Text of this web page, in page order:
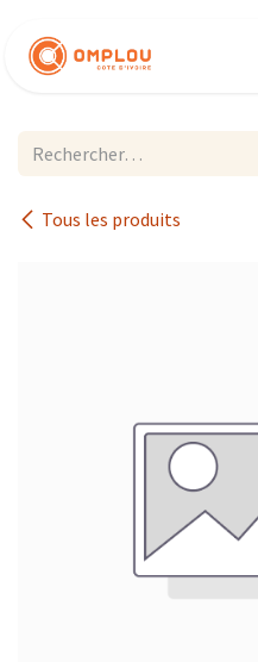
Tous les produits